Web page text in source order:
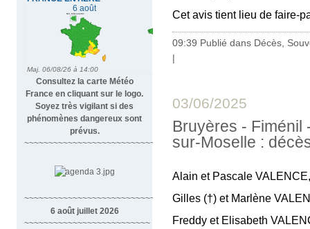
Consultez la carte Météo
France en cliquant sur le logo.
Soyez très vigilant si des
phénomènes dangereux sont
prévus.
~~~~~~~~~~~~~~~~~~~~~~~~~~~~
~~~~~~~~~~~~~~~~~~~~~~~~~~~~~~
6 août juillet 2026
~~~~~~~~~~~~~~~~~~~~~~~~~~
Cet avis tient lieu de faire-
09:39 Publié dans Décès,
|
03/06/2025
Bruyères - Fiménil
sur-Moselle :
Alain et Pascale VALENCE,
Gilles (†) et Marlène
Freddy et Elisabeth